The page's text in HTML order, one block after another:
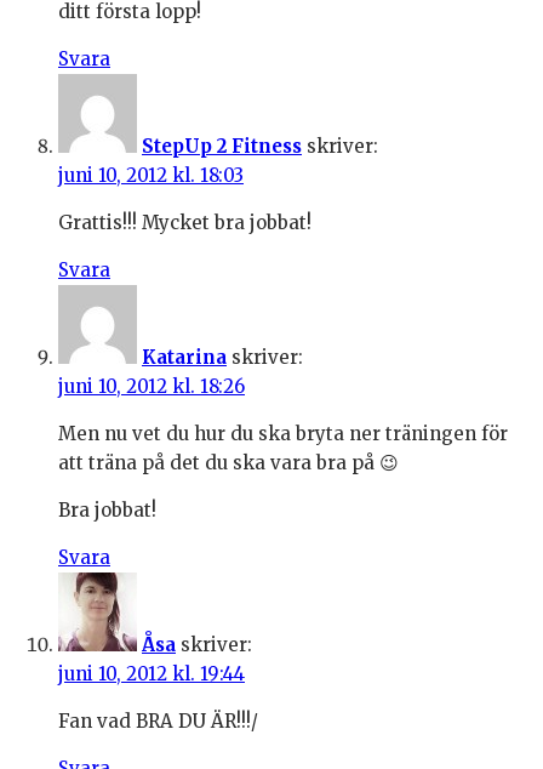
ditt första lopp!
Svara
StepUp 2 Fitness skriver:
juni 10, 2012 kl. 18:03
Grattis!!! Mycket bra jobbat!
Svara
Katarina skriver:
juni 10, 2012 kl. 18:26
Men nu vet du hur du ska bryta ner träningen för
att träna på det du ska vara bra på 😉
Bra jobbat!
Svara
Åsa skriver:
juni 10, 2012 kl. 19:44
Fan vad BRA DU ÄR!!!/